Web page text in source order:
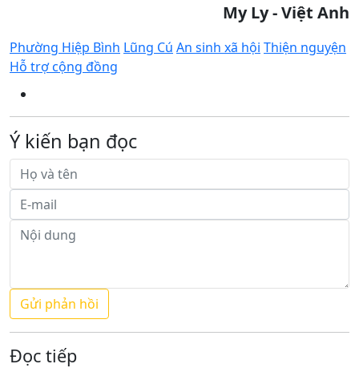
My Ly - Việt Anh
Phường Hiệp Bình Lũng Cú An sinh xã hội Thiện nguyện
Hỗ trợ cộng đồng
Ý kiến bạn đọc
Đọc tiếp